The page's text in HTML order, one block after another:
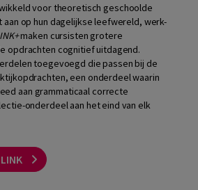
voor theoretisch geschoolde
aan op hun dagelijkse leefwereld, werk-
maken cursisten grotere
opdrachten cognitief uitdagend.
toegevoegd die passen bij de
een onderdeel waarin
aan grammaticaal correcte
onderdeel aan het eind van elk